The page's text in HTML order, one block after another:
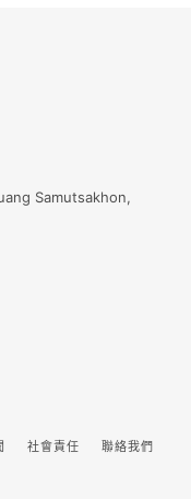
Samutsakhon,
社會責任 聯絡我們